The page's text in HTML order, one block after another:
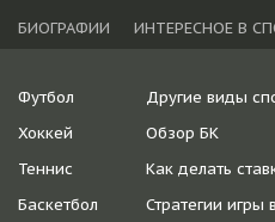
БИОГРАФИИ
ИНТЕРЕСНОЕ В
Футбол
Хоккей
Теннис
Баскетбол
Другие виды
Обзор БК
Как делать
Стратегии игры